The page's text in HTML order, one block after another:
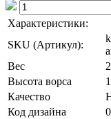
Характеристики:
SKU (Артикул):
Вес
Высота ворса
Качество
Код дизайна